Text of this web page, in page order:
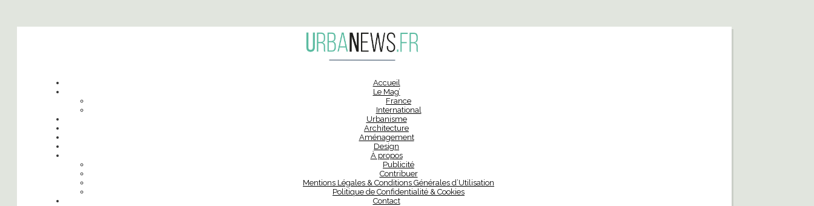
Accueil
Le Mag’
France
International
Urbanisme
Architecture
Aménagement
Design
À propos
Publicité
Contribuer
Mentions Légales & Conditions Générales d’Utilisation
Politique de Confidentialité & Cookies
Contact